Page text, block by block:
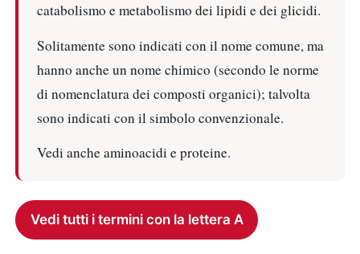
catabolismo e metabolismo dei lipidi e dei glicidi.
Solitamente sono indicati con il nome comune, ma
hanno anche un nome chimico (secondo le norme
di nomenclatura dei composti organici); talvolta
sono indicati con il simbolo convenzionale.
Vedi anche aminoacidi e proteine.
Vedi tutti i termini con la lettera A